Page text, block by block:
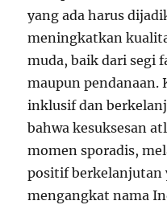
yang ada harus
meningkatkan
muda, baik dari segi
maupun pendanaan.
inklusif dan
bahwa kesuksesan
momen sporadis,
positif berkelanjutan
mengangkat nama